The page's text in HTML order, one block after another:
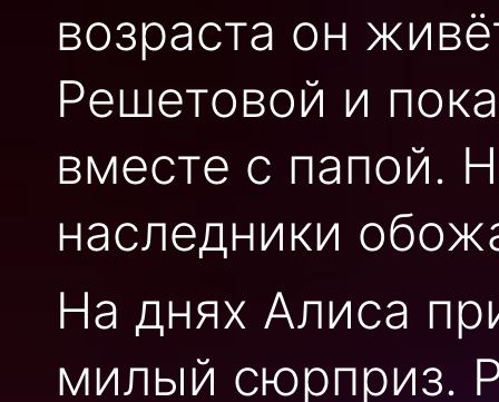
возраста он
Решетовой и
вместе с папой.
наследники
На днях Алиса
милый сюрприз.